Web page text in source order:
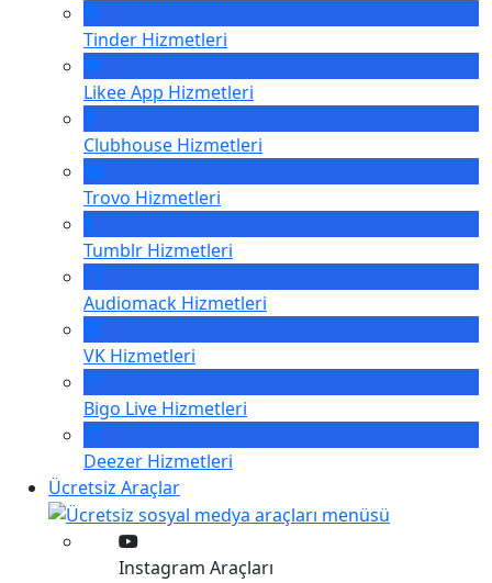
Tinder Hizmetleri
Likee App Hizmetleri
Clubhouse Hizmetleri
Trovo Hizmetleri
Tumblr Hizmetleri
Audiomack Hizmetleri
VK Hizmetleri
Bigo Live Hizmetleri
Deezer Hizmetleri
Ücretsiz Araçlar
Instagram Araçları